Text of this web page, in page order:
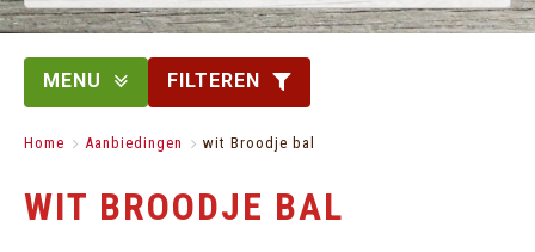
MENU FILTEREN
Home > Aanbiedingen > wit Broodje bal
WIT BROODJE BAL